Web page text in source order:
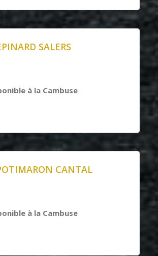
SALERS
à la Cambuse
CANTAL
à la Cambuse